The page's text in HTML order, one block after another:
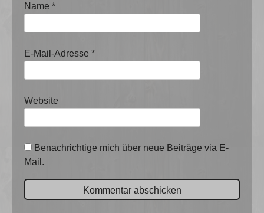
Name*
E-Mail-Adresse*
Website
Benachrichtige mich über neue Beiträge via E-
Mail.